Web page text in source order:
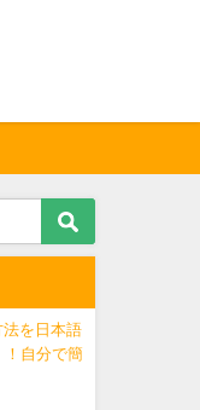
法を日本語
！自分で簡